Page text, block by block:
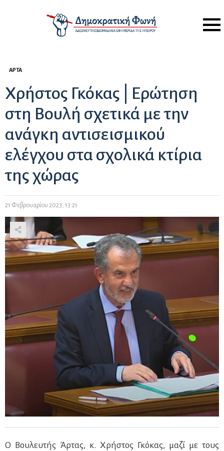
Menu
ΆΡΤΑ
Χρήστος Γκόκας | Ερώτηση
στη Βουλή σχετικά με την
ανάγκη αντισεισμικού
ελέγχου στα σχολικά κτίρια
της χώρας
21 Φεβρουαρίου 2023, 13:21
Ο Βουλευτής Άρτας, κ. Χρήστος Γκόκας, μαζί με τους